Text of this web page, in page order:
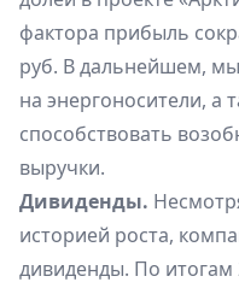
фактора прибыль
руб. В дальнейшем,
на энергоносители, а
способствовать
выручки.
Дивиденды.
историей роста,
дивиденды. По